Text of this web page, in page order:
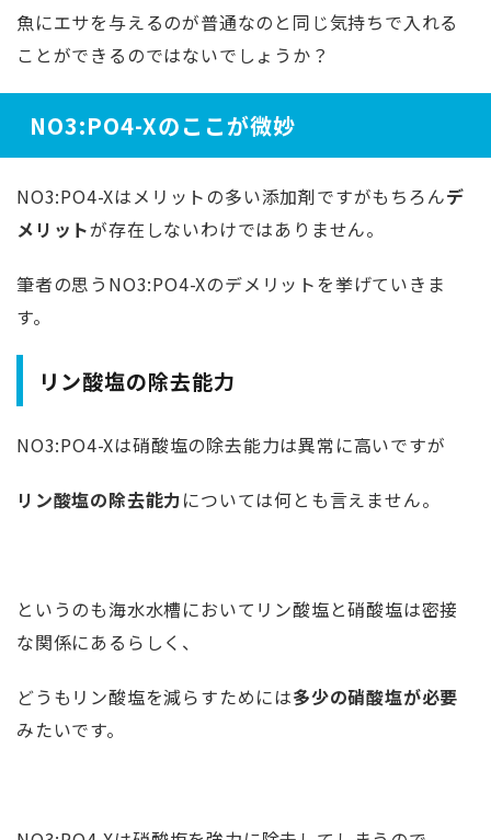
魚にエサを与えるのが普通なのと同じ気持ちで入れる
ことができるのではないでしょうか？
NO3:PO4-Xのここが微妙
NO3:PO4-Xはメリットの多い添加剤ですがもちろんデ
メリットが存在しないわけではありません。
筆者の思うNO3:PO4-Xのデメリットを挙げていきま
す。
リン酸塩の除去能力
NO3:PO4-Xは硝酸塩の除去能力は異常に高いですが
リン酸塩の除去能力については何とも言えません。
というのも海水水槽においてリン酸塩と硝酸塩は密接
な関係にあるらしく、
どうもリン酸塩を減らすためには多少の硝酸塩が必要
みたいです。